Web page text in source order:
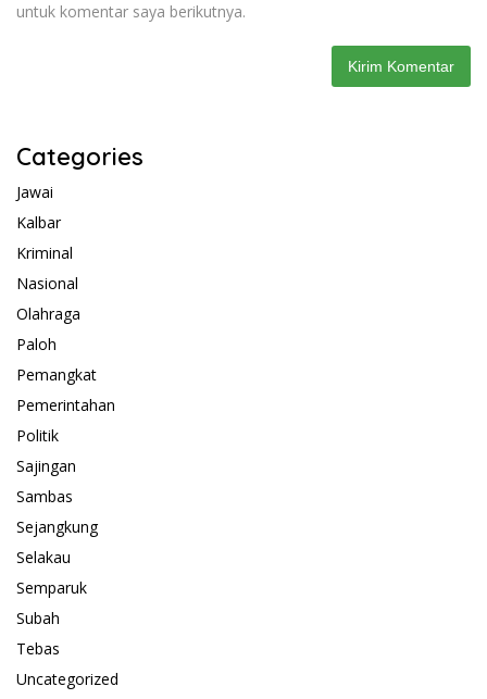
untuk komentar saya berikutnya.
Categories
Jawai
Kalbar
Kriminal
Nasional
Olahraga
Paloh
Pemangkat
Pemerintahan
Politik
Sajingan
Sambas
Sejangkung
Selakau
Semparuk
Subah
Tebas
Uncategorized